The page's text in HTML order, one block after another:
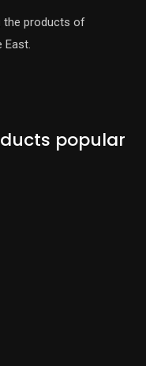
the products of
East.
popular